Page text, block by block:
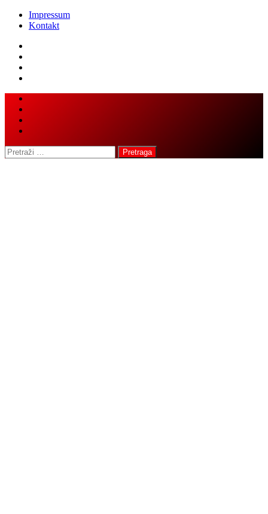
Impressum
Kontakt
Facebook
Twitter
LinkedIn
WhatsApp
Viber
Back
button
Close
Pretraga: